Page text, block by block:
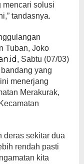
mencari solusi
tandasnya.
Tuban, Joko
, Sabtu (07/03)
yang
menerjang
Merakurak,
deras sekitar dua
rendah pasti
kita